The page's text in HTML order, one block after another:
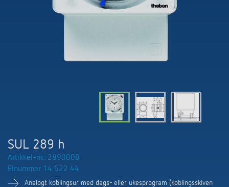
LED spot
Kataloger og brosjyrer
Theben AG
Samarbeidspartnere
Historie
Salg verden over
SUL 289 h
Artikkel-nr.: 2890008
Elnummer 14 622 44
Analogt koblingsur med dags- eller ukesprogram (koblingsskiven